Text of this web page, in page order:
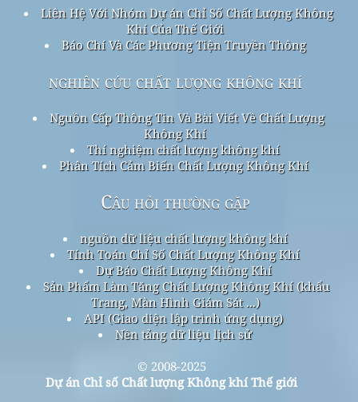
Liên Hệ Với Nhóm Dự án Chỉ Số Chất Lượng Không
Khí Của Thế Giới
Báo Chí Và Các Phương Tiện Truyền Thông
nghiên cứu chất lượng không khí
Nguồn Cấp Thông Tin Và Bài Viết Về Chất Lượng
Không Khí
Thí nghiệm chất lượng không khí
Phân Tích Cảm Biến Chất Lượng Không Khí
Câu hỏi thường gặp
nguồn dữ liệu chất lượng không khí
Tính Toán Chỉ Số Chất Lượng Không Khí
Dự Báo Chất Lượng Không Khí
Sản Phẩm Làm Tăng Chất Lượng Không Khí (khẩu
Trang, Màn Hình Giám Sát ...)
API (Giao diện lập trình ứng dụng)
Nền tảng dữ liệu lịch sử
© 2008-2025
Dự án Chỉ số Chất lượng Không khí Thế giới